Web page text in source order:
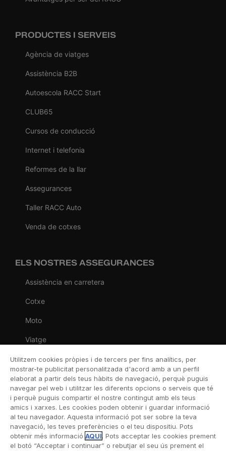
PRODUCTES I SERVEIS
Agència de viatges
Assistència B2B
Autoescola RACC Start
CLUB65
Cursos de conducció
Internet i telefonia
Reformes de la llar
Assegurances
Taller RACC Auto
Venda de cotxes
ELS NOSTRES ASSEGURANCES
Assistència en carretera
Cotxe
Moto
Viatge
Llar
Vida
Decessos
Dental
Esportiva
Utilitzem cookies pròpies i de tercers per fins analítics, per
mostrar-te publicitat personalitzada d'acord amb a un perfil
elaborat a partir dels teus hàbits de navegació, perquè puguis
navegar pel web i utilitzar les diferents opcions o serveis que té
i perquè puguis compartir el nostre contingut amb els teus
amics i xarxes. Les cookies poden obtenir i guardar informació
al teu navegador. Aquesta informació pot ser sobre la teva
navegació, les teves preferències o el teu dispositiu. Pots
obtenir més informació AQUÍ. Pots acceptar les cookies prement
el botó “Acceptar i continuar” o rebutjar el seu ús prement el